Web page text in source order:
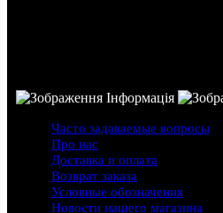
Інформація
Часто задаваемые вопросы
Про нас
Доставка и оплата
Возврат заказа
Условные обозначения
Новости нашего магазина